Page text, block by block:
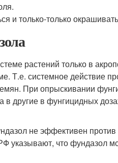
и только-только
растений только в
Т.е. системное действие
При опрыскивании
в другие в фунгицидных
не эффективен против
указывают, что фундазол